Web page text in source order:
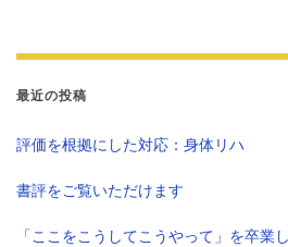
最近の投稿
評価を根拠にした対応：身体リハ
書評をご覧いただけます
「ここをこうしてこうやって」を卒業